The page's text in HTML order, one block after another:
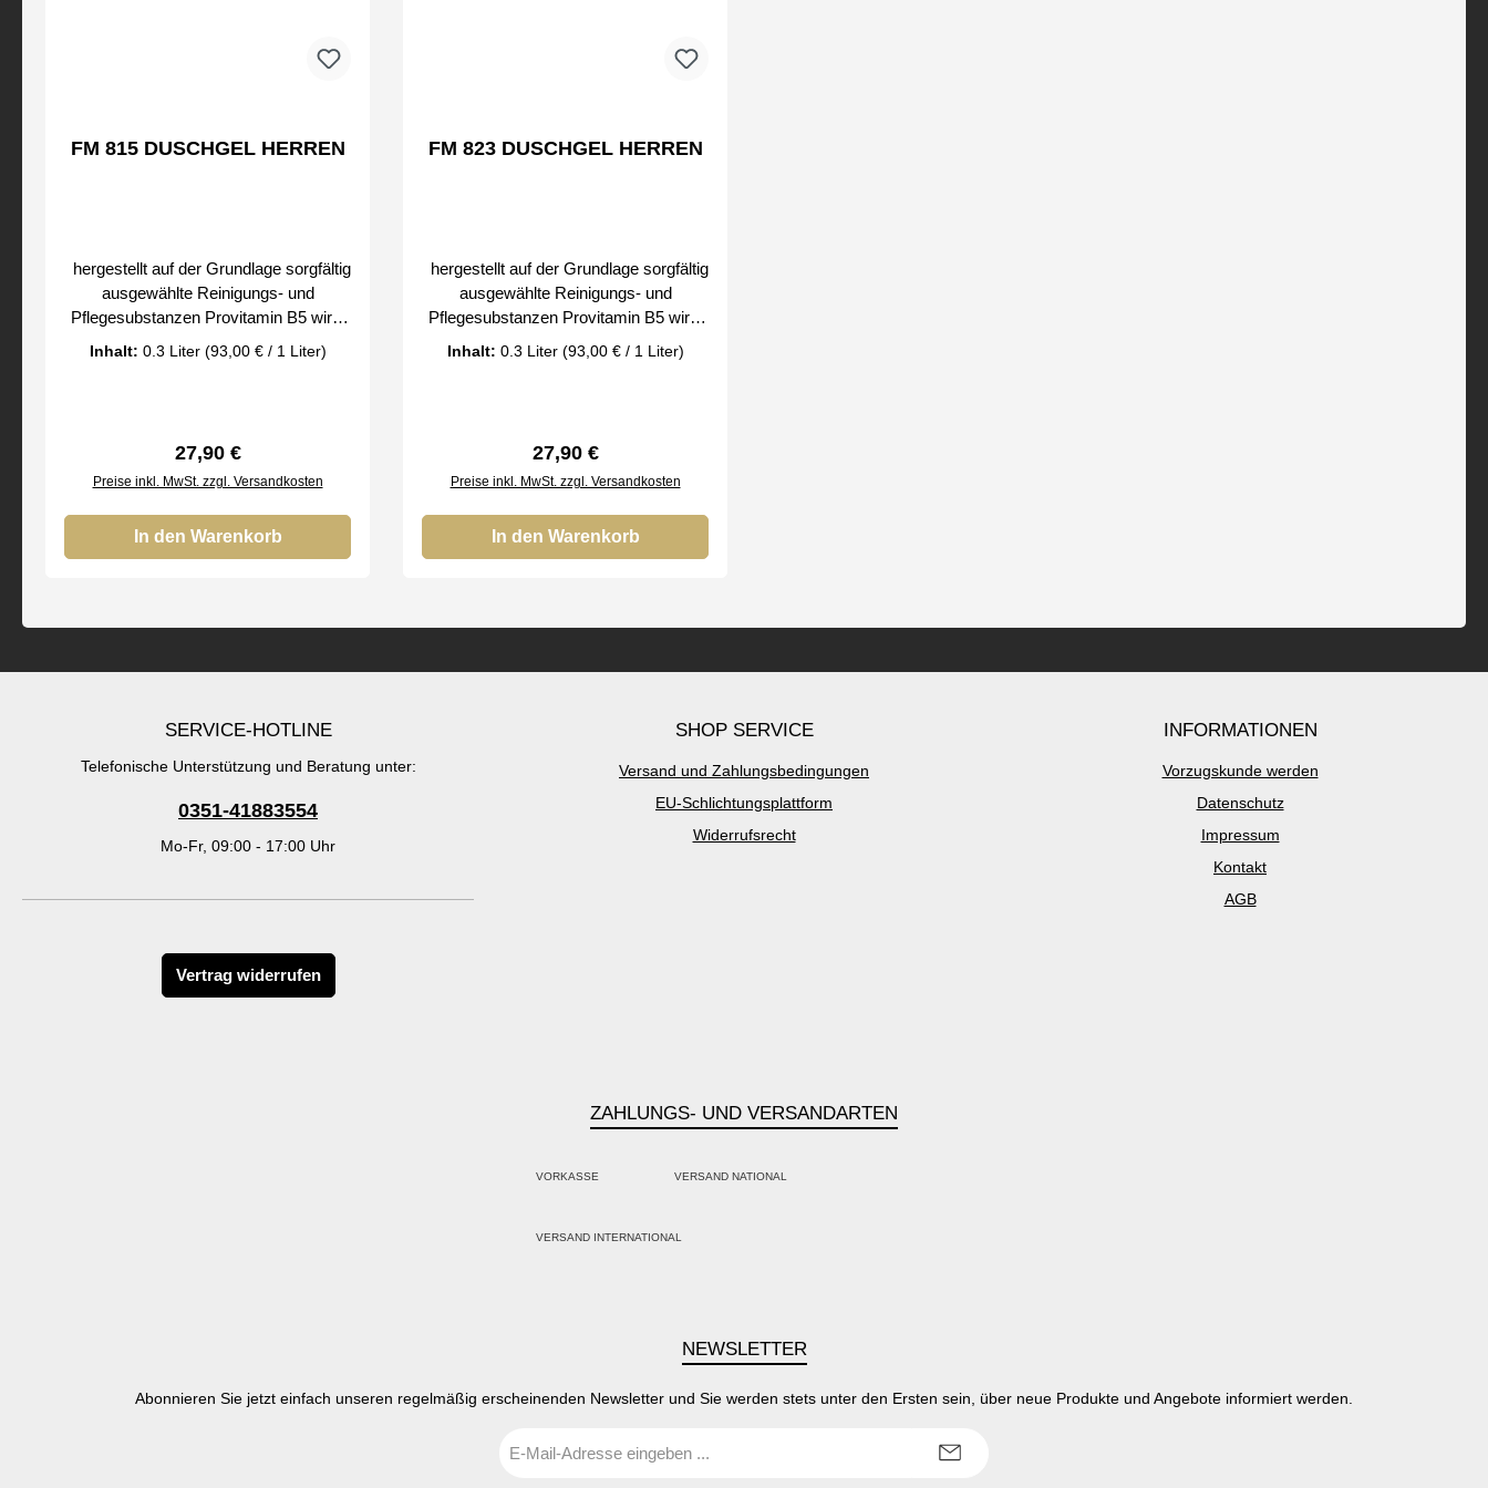
FM 815 DUSCHGEL HERREN
ausgewählte Reinigungs- und
Pflegesubstanzen Provitamin B5 wirkt
lindernd, regeneriert die Haut und beugt
Entzündungen vor ein Komplex
de Parfum harmonieren hinterlässt eine
feine Schutzschicht auf der Haut zur
täglichen Pflege aller Hauttypen Bei
uns erhalten Sie nur Original Düfte der
FM Group by
Inhalt: 0.3 Liter (93,00 € / 1 Liter)
Regulärer Preis:
27,90 €
Preise inkl. MwSt. zzgl. Versandkosten
In den Warenkorb
FM 823 DUSCHGEL HERREN
ausgewählte Reinigungs- und
Pflegesubstanzen Provitamin B5 wirkt
lindernd, regeneriert die Haut und beugt
Entzündungen vor ein Komplex
de Parfum harmonieren hinterlässt eine
feine Schutzschicht auf der Haut zur
täglichen Pflege aller Hauttypen Bei
uns erhalten Sie nur Original Düfte der
FM Group by
Inhalt: 0.3 Liter (93,00 € / 1 Liter)
Regulärer Preis:
27,90 €
Preise inkl. MwSt. zzgl. Versandkosten
In den Warenkorb
SERVICE-HOTLINE
Telefonische Unterstützung und Beratung unter:
0351-41883554
Mo-Fr, 09:00 - 17:00 Uhr
Vertrag widerrufen
SHOP SERVICE
Versand und Zahlungsbedingungen
EU-Schlichtungsplattform
Widerrufsrecht
INFORMATIONEN
Vorzugskunde werden
Datenschutz
Impressum
Kontakt
AGB
ZAHLUNGS- UND VERSANDARTEN
VORKASSE VERSAND NATIONAL
VERSAND INTERNATIONAL
NEWSLETTER
Abonnieren Sie jetzt einfach unseren regelmäßig erscheinenden Newsletter und Sie werden stets unter den Ersten sein, über neue Produkte und Angebote informiert werden.
Mail-